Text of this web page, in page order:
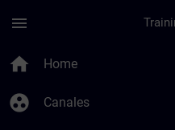
menu
home Home
group_work Canales